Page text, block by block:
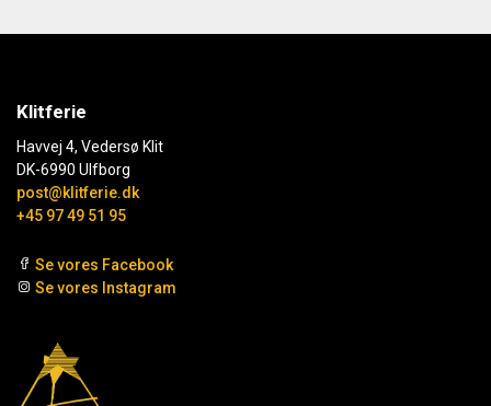
Klitferie
Havvej 4, Vedersø Klit
DK-6990 Ulfborg
post@klitferie.dk
+45 97 49 51 95
Se vores Facebook
Se vores Instagram